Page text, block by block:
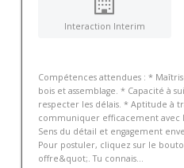
Interaction Interim
Compétences attendues : *
bois et assemblage. * Capacité à
respecter les délais. * Aptitude à
communiquer efficacement avec
Sens du détail et engagement
Pour postuler, cliquez sur le
offre&quot;. Tu connais...